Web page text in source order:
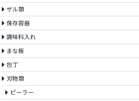
ザル類
保存容器
調味料入れ
まな板
包丁
刃物類
ピーラー